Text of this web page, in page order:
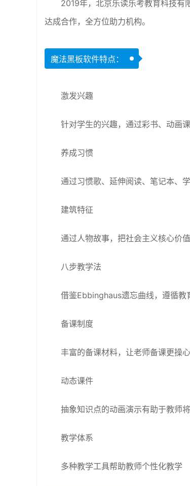
2019年，北京乐读乐考教育科技有
达成合作，全方位助力机构。
魔法黑板软件特点：
激发兴趣
针对学生的兴趣，通过彩书、动画
养成习惯
通过习惯歌、延伸阅读、笔记本、
建筑特征
通过人物故事，把社会主义核心价
八步教学法
借鉴Ebbinghaus遗忘曲线，遵循教
备课制度
丰富的备课材料，让老师备课更操心
动态课件
抽象知识点的动画演示有助于教师
教学体系
多种教学工具帮助教师个性化教学